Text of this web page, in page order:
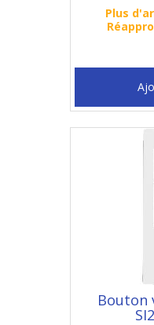
Plus
Bouton